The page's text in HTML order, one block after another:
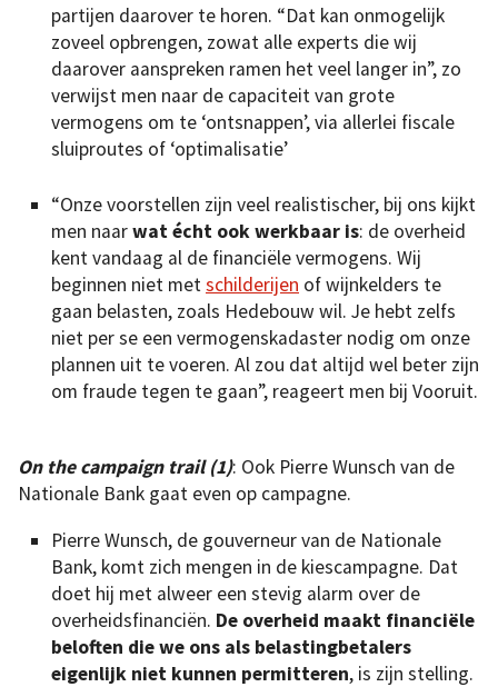
partijen daarover te horen. “Dat kan onmogelijk
zoveel opbrengen, zowat alle experts die wij
daarover aanspreken ramen het veel langer in”, zo
verwijst men naar de capaciteit van grote
vermogens om te ‘ontsnappen’, via allerlei fiscale
sluiproutes of ‘optimalisatie’
“Onze voorstellen zijn veel realistischer, bij ons kijkt
men naarwat écht ook werkbaar is: de overheid
kent vandaag al de financiële vermogens. Wij
beginnen niet metschilderijen of wijnkelders te
gaan belasten, zoals Hedebouw wil. Je hebt zelfs
niet per se een vermogenskadaster nodig om onze
plannen uit te voeren. Al zou dat altijd wel beter zijn
om fraude tegen te gaan”, reageert men bij Vooruit.
On the campaign trail (1): Ook Pierre Wunsch van de
Nationale Bank gaat even op campagne.
Pierre Wunsch, de gouverneur van de Nationale
Bank, komt zich mengen in de kiescampagne. Dat
doet hij met alweer een stevig alarm over de
overheidsfinanciën. De overheid maakt financiële
beloften die we ons als belastingbetalers
eigenlijk niet kunnen permitteren, is zijn stelling.